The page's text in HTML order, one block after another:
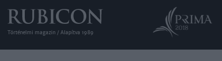
Történelmi magazin / Alapítva 1989